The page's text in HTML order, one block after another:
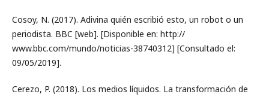
Cosoy, N. (2017). Adivina quién escribió esto, un robot o un
periodista. BBC [web]. [Disponible en: http://
www.bbc.com/mundo/noticias-38740312] [Consultado el:
09/05/2019].
Cerezo, P. (2018). Los medios líquidos. La transformación de